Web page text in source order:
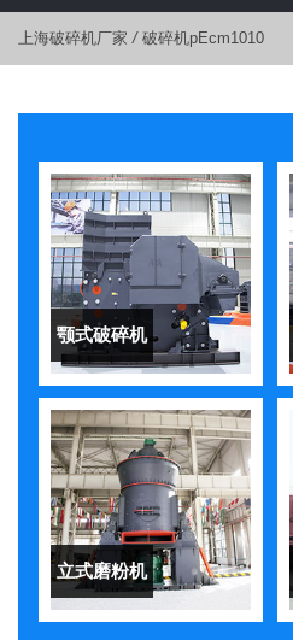
上海破碎机厂家 / 破碎机pEcm1010
颚式破碎机
立式磨粉机